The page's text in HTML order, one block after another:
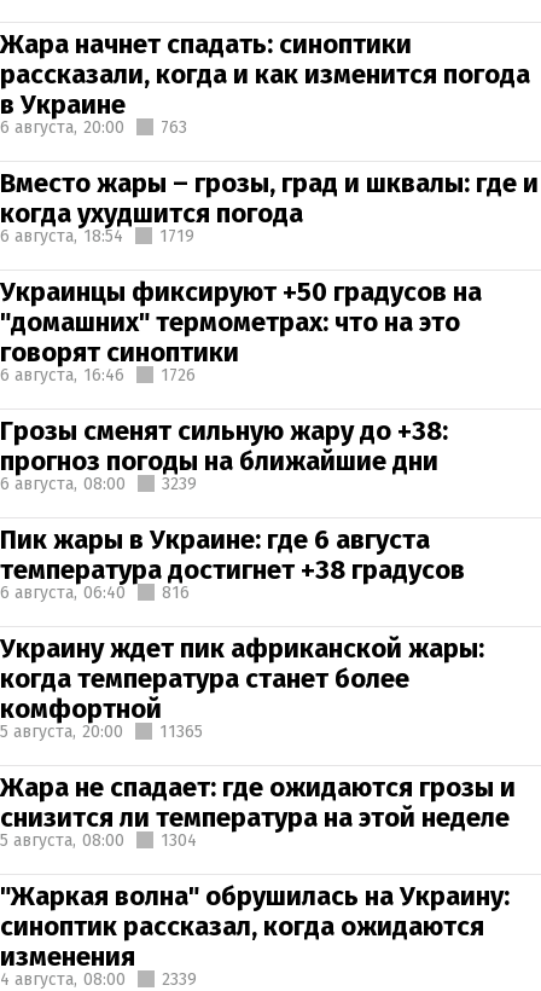
Жара начнет спадать: синоптики
рассказали, когда и как изменится погода
в Украине
6 августа, 20:00 763
Вместо жары – грозы, град и шквалы: где и
когда ухудшится погода
6 августа, 18:54 1719
Украинцы фиксируют +50 градусов на
"домашних" термометрах: что на это
говорят синоптики
6 августа, 16:46 1726
Грозы сменят сильную жару до +38:
прогноз погоды на ближайшие дни
6 августа, 08:00 3239
Пик жары в Украине: где 6 августа
температура достигнет +38 градусов
6 августа, 06:40 816
Украину ждет пик африканской жары:
когда температура станет более
комфортной
5 августа, 20:00 11365
Жара не спадает: где ожидаются грозы и
снизится ли температура на этой неделе
5 августа, 08:00 1304
"Жаркая волна" обрушилась на Украину:
синоптик рассказал, когда ожидаются
изменения
4 августа, 08:00 2339